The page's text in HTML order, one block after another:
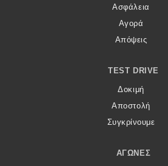
Ασφάλεια
Αγορά
Απόψεις
TEST DRIVE
Δοκιμή
Αποστολή
Συγκρίνουμε
ΑΓΏΝΕΣ